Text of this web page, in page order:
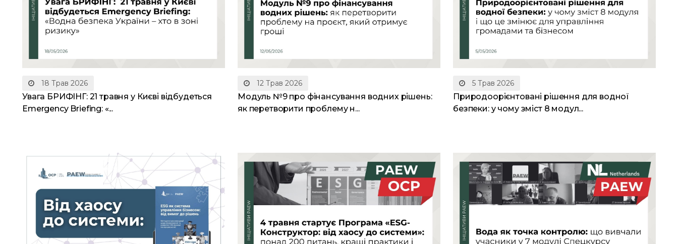
18 Трав 2026
Увага БРИФІНГ: 21 травня у Києві відбудеться
Emergency Briefing: «...
12 Трав 2026
Модуль №9 про фінансування водних рішень:
як перетворити проблему н...
5 Трав 2026
Природоорієнтовані рішення для водної
безпеки: у чому зміст 8 модул...